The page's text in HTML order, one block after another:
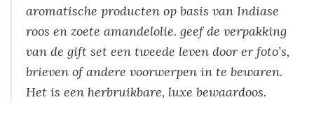
aromatische producten op basis van Indiase
roos en zoete amandelolie. geef de verpakking
van de gift set een tweede leven door er foto’s,
brieven of andere voorwerpen in te bewaren.
Het is een herbruikbare, luxe bewaardoos.